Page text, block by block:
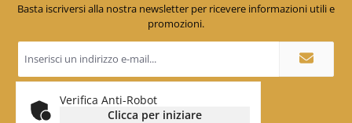
Basta iscriversi alla nostra newsletter per ricevere informazioni utili e
promozioni.
*
Verifica Anti-Robot
Clicca per iniziare